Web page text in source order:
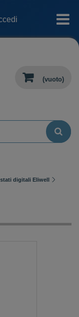
categorie
(vuoto)
digitali Eliwell